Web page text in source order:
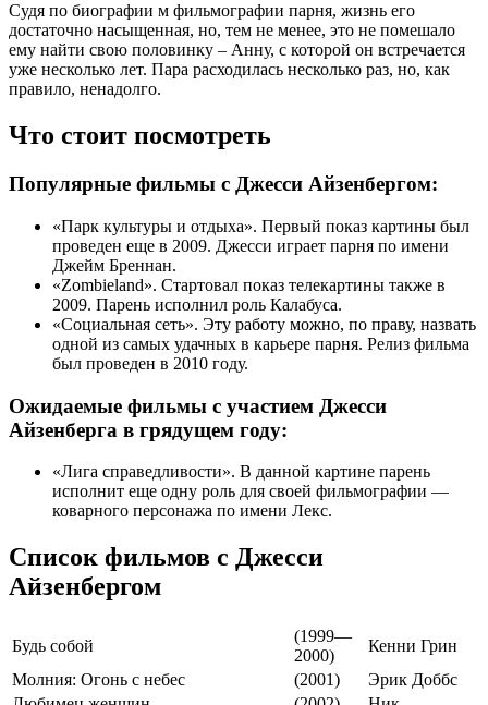
Судя по биографии м фильмографии парня, жизнь его
достаточно насыщенная, но, тем не менее, это не помешало
ему найти свою половинку – Анну, с которой он встречается
уже несколько лет. Пара расходилась несколько раз, но, как
правило, ненадолго.
Что стоит посмотреть
Популярные фильмы с Джесси Айзенбергом:
«Парк культуры и отдыха». Первый показ картины был
проведен еще в 2009. Джесси играет парня по имени
Джейм Бреннан.
«Zombieland». Стартовал показ телекартины также в
2009. Парень исполнил роль Калабуса.
«Социальная сеть». Эту работу можно, по праву, назвать
одной из самых удачных в карьере парня. Релиз фильма
был проведен в 2010 году.
Ожидаемые фильмы с участием Джесси
Айзенберга в грядущем году:
«Лига справедливости». В данной картине парень
исполнит еще одну роль для своей фильмографии —
коварного персонажа по имени Лекс.
Список фильмов с Джесси
Айзенбергом
Будь собой
(1999—
2000)
Кенни Грин
Молния: Огонь с небес
(2001)
Эрик Доббс